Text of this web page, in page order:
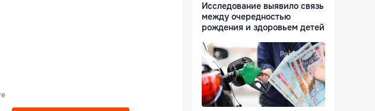
Исследование выявило связь
между очередностью
рождения и здоровьем детей